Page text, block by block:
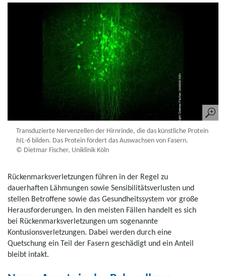
Transduzierte Nervenzellen der Hirnrinde, die das künstliche Protein
hIL-6 bilden. Das Protein fördert das Auswachsen von Fasern.
© Dietmar Fischer, Uniklinik Köln
Rückenmarksverletzungen führen in der Regel zu
dauerhaften Lähmungen sowie Sensibilitätsverlusten und
stellen Betroffene sowie das Gesundheitssystem vor große
Herausforderungen. In den meisten Fällen handelt es sich
bei Rückenmarksverletzungen um sogenannte
Kontusionsverletzungen. Dabei werden durch eine
Quetschung ein Teil der Fasern geschädigt und ein Anteil
bleibt intakt.